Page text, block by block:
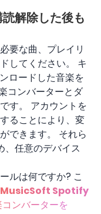
解除した後も
要な曲、プレイリ
してください。 キ
ロードした音楽を
コンバーターとダ
す。 アカウントを
ることにより、変
できます。 それら
、任意のデバイス
ルは何ですか? こ
Spotify
ンバーターを